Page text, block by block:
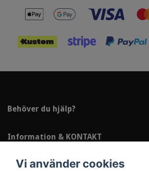
Behöver du hjälp?
Information & KONTAKT
Sociala medier
Vi använder cookies